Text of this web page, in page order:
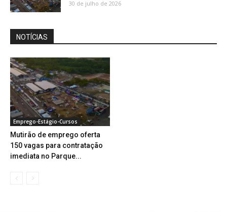
30 de julho de 2026
NOTÍCIAS
Emprego-Estágio-Cursos
Mutirão de emprego oferta
150 vagas para contratação
imediata no Parque...